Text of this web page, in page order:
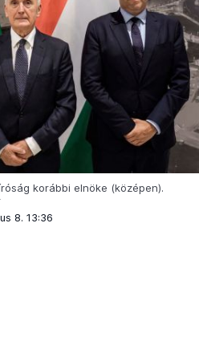
korábbi elnöke (középen).
8. 13:36